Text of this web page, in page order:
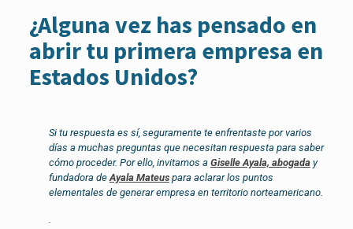
¿Alguna vez has pensado en
abrir tu primera empresa en
Estados Unidos?
Si tu respuesta es sí, seguramente te enfrentaste por varios
días a muchas preguntas que necesitan respuesta para saber
cómo proceder. Por ello, invitamos a Giselle Ayala, abogaday
fundadora deAyala Mateuspara aclarar los puntos
elementales de generar empresa en territorio norteamericano.
.